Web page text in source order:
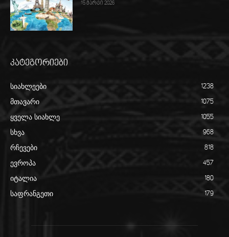
15 მარტი 2026
კატეგორიები
სიახლეები 1238
მთავარი 1075
ყველა სიახლე 1055
სხვა 968
რჩევები 818
ევროპა 457
იტალია 180
საფრანგეთი 179